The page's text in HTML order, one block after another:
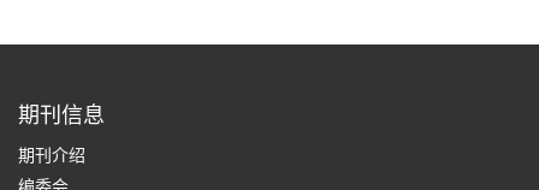
期刊信息
期刊介绍
编委会